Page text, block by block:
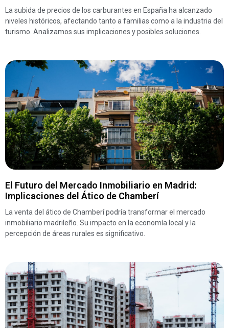
La subida de precios de los carburantes en España ha alcanzado
niveles históricos, afectando tanto a familias como a la industria del
turismo. Analizamos sus implicaciones y posibles soluciones.
El Futuro del Mercado Inmobiliario en Madrid:
Implicaciones del Ático de Chamberí
La venta del ático de Chamberí podría transformar el mercado
inmobiliario madrileño. Su impacto en la economía local y la
percepción de áreas rurales es significativo.